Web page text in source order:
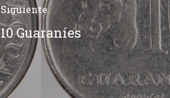
Siguiente
10 Guaraníes